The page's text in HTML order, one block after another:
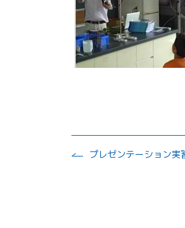
プレゼンテーション実